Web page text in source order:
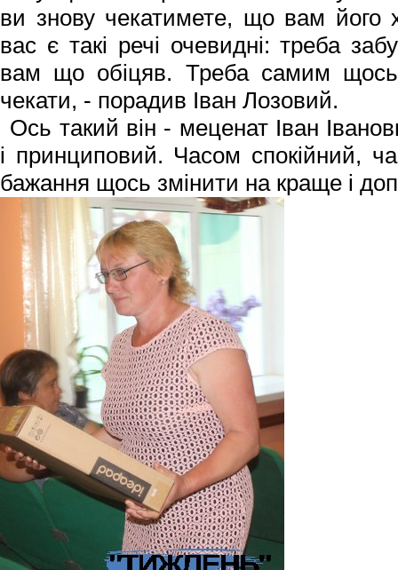
ви знову чекатимете, що вам його
вас є такі речі очевидні: треба
вам що обіцяв. Треба самим
чекати, - порадив Іван Лозовий.
Ось такий він - меценат Іван
і принциповий. Часом спокійний,
бажання щось змінити на краще і